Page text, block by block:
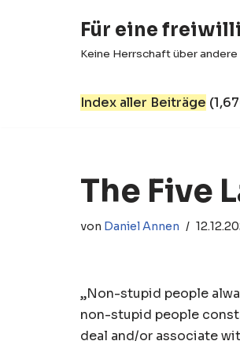
Für eine
Keine Herrschaft über andere
Index aller Beiträge (
The Five
von Daniel Annen
„Non-stupid people
non-stupid people
deal and/or associate